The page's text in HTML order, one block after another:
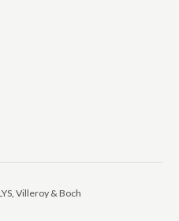
, Villeroy & Boch